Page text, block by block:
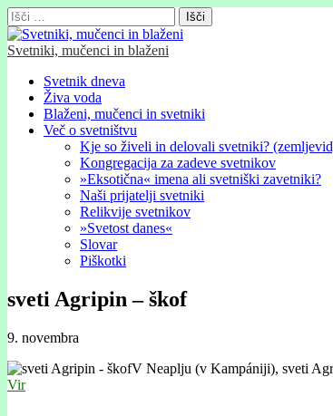
Išči:
Svetniki, mučenci in blaženi
Glavni
meni
Skip
content
Svetnik dneva
Živa voda
Blaženi, mučenci in svetniki
Več o svetništvu
Kje so živeli in delovali svetniki?
Kongregacija za zadeve svetnikov
»Eksotična« imena ali svetniški zavetniki?
Naši prijatelji svetniki
Relikvije svetnikov
»Svetost danes«
Slovar
Piškotki
sveti Agripin – škof
9. novembra
V Neaplju (v Kampániji), sveti
Vir